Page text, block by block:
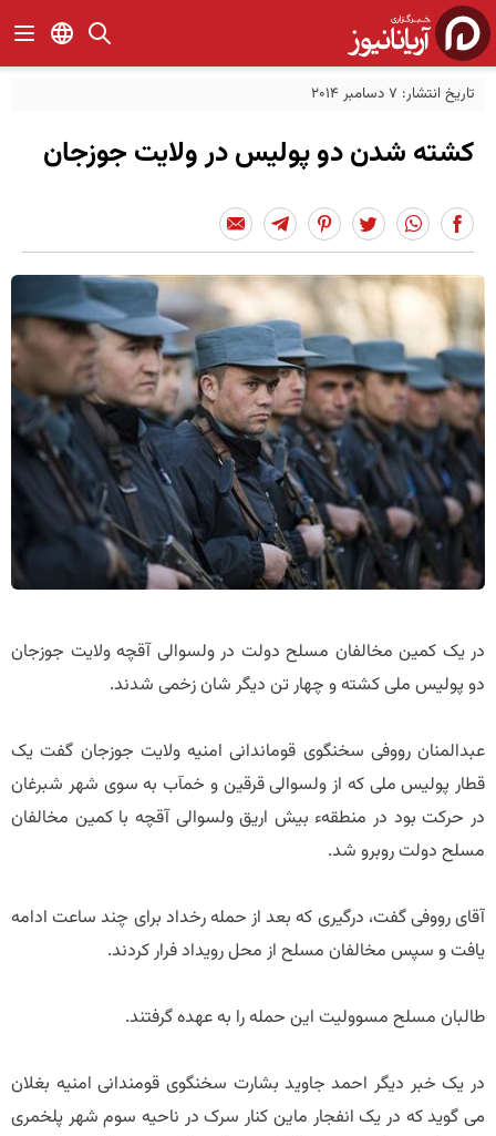
تاریخ انتشار: 7 دسامبر 2014
کشته شدن دو پولیس در ولایت جوزجان
در یک کمین مخالفان مسلح دولت در ولسوالی آقچه ولایت جوزجان
دو پولیس ملی کشته و چهار تن دیگر شان زخمی شدند.
عبدالمنان رووفی سخنگوی قوماندانی امنیه ولایت جوزجان گفت یک
قطار پولیس ملی که از ولسوالی قرقین و خمآب به سوی شهر شبرغان
در حرکت بود در منطقهء بیش اریق ولسوالی آقچه با کمین مخالفان
مسلح دولت روبرو شد.
آقای رووفی گفت، درگیری که بعد از حمله رخداد برای چند ساعت ادامه
یافت و سپس مخالفان مسلح از محل رویداد فرار کردند.
طالبان مسلح مسوولیت این حمله را به عهده گرفتند.
در یک خبر دیگر احمد جاوید بشارت سخنگوی قومندانی امنیه بغلان
می گوید که در یک انفجار ماین کنار سرک در ناحیه سوم شهر پلخمری